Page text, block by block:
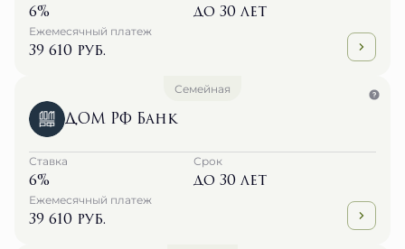
6% до 30 лет
Ежемесячный платеж
39 610 руб.
Семейная
ДОМ РФ Банк
Ставка
6%
Срок
до 30 лет
Ежемесячный платеж
39 610 руб.